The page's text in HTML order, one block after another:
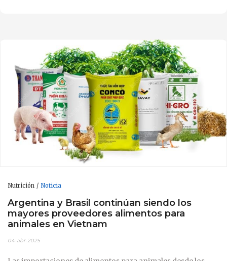
Nutrición Noticia
Argentina y Brasil continúan siendo los
mayores proveedores alimentos para
animales en Vietnam
04-abr-2025